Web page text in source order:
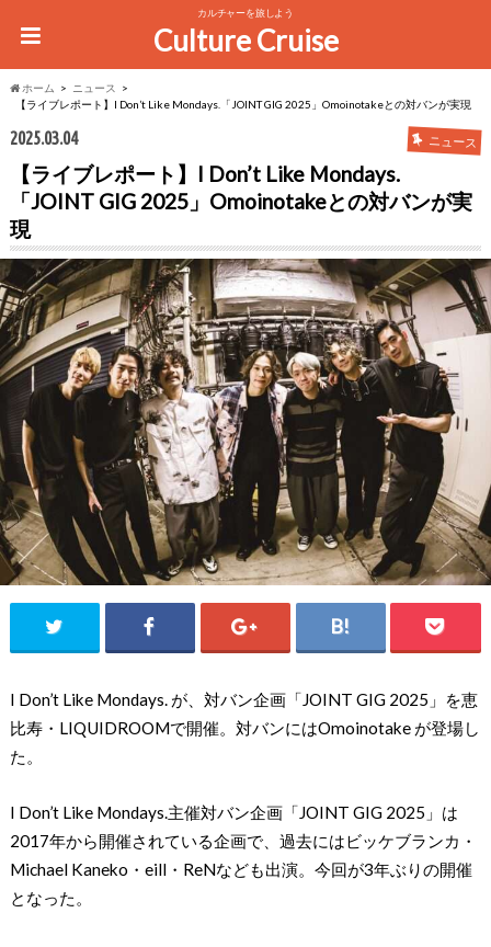
カルチャーを旅しよう
Culture Cruise
ホーム
ニュース
【ライブレポート】I Don’t Like Mondays.「JOINT GIG 2025」Omoinotakeとの対バンが実現
2025.03.04 ニュース
【ライブレポート】I Don’t Like Mondays.
「JOINT GIG 2025」Omoinotakeとの対バンが実
現
I Don’t Like Mondays. が、対バン企画「JOINT GIG 2025」を恵
比寿・LIQUIDROOMで開催。対バンにはOmoinotake が登場し
た。
I Don’t Like Mondays.主催対バン企画「JOINT GIG 2025」は
2017年から開催されている企画で、過去にはビッケブランカ・
Michael Kaneko・eill・ReNなども出演。今回が3年ぶりの開催
となった。